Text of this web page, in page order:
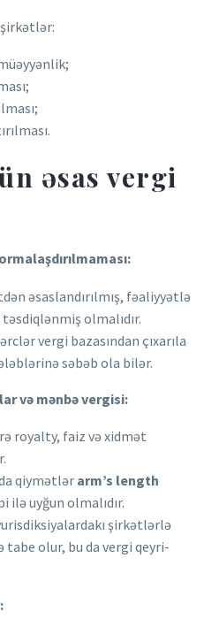
əsas vergi
əsaslandırılmış, fəaliyyətlə
olmalıdır.
vergi bazasından çıxarıla
səbəb ola bilər.
və mənbə vergisi:
royalty, faiz və xidmət
qiymətlər arm’s length
ilə uyğun olmalıdır.
şirkətlərlə
olur, bu da vergi qeyri-